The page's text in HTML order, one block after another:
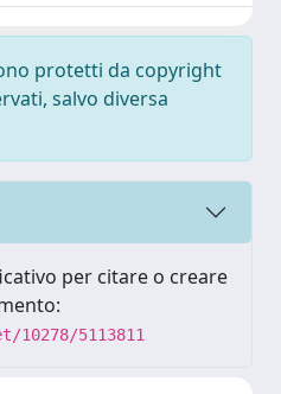
protetti da copyright
salvo diversa
per citare o creare
5113811